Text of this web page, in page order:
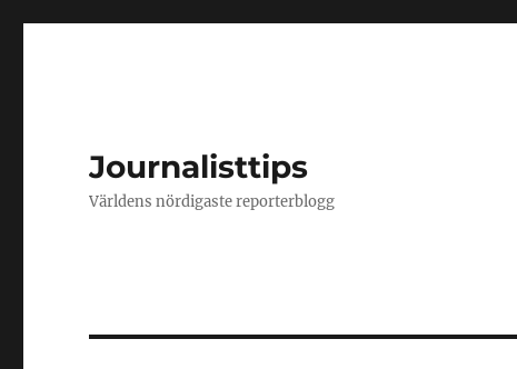
Journalisttips
Världens nördigaste reporterblogg